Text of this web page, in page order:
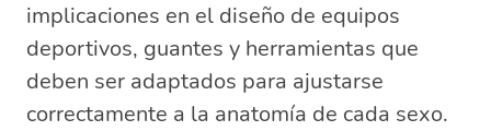
implicaciones en el diseño de equipos
deportivos, guantes y herramientas que
deben ser adaptados para ajustarse
correctamente a la anatomía de cada sexo.